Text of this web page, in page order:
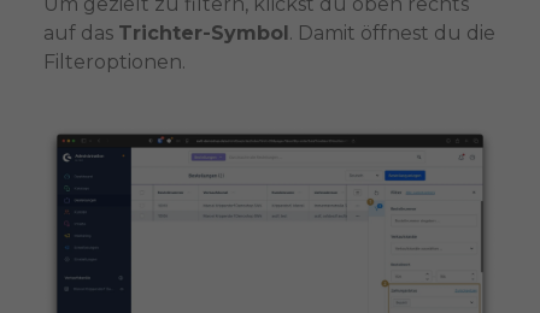
auf das Trichter-Symbol. Damit öffnest du die
Filteroptionen.